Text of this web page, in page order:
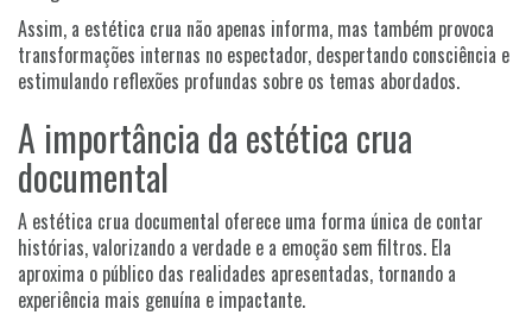
Assim, a estética crua não apenas informa, mas também provoca
transformações internas no espectador, despertando consciência e
estimulando reflexões profundas sobre os temas abordados.
A importância da estética crua
documental
A estética crua documental oferece uma forma única de contar
histórias, valorizando a verdade e a emoção sem filtros. Ela
aproxima o público das realidades apresentadas, tornando a
experiência mais genuína e impactante.